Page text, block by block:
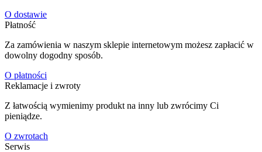
O dostawie
Płatność
Za zamówienia w naszym sklepie internetowym możesz zapłacić w
dowolny dogodny sposób.
O płatności
Reklamacje i zwroty
Z łatwością wymienimy produkt na inny lub zwrócimy Ci
pieniądze.
O zwrotach
Serwis